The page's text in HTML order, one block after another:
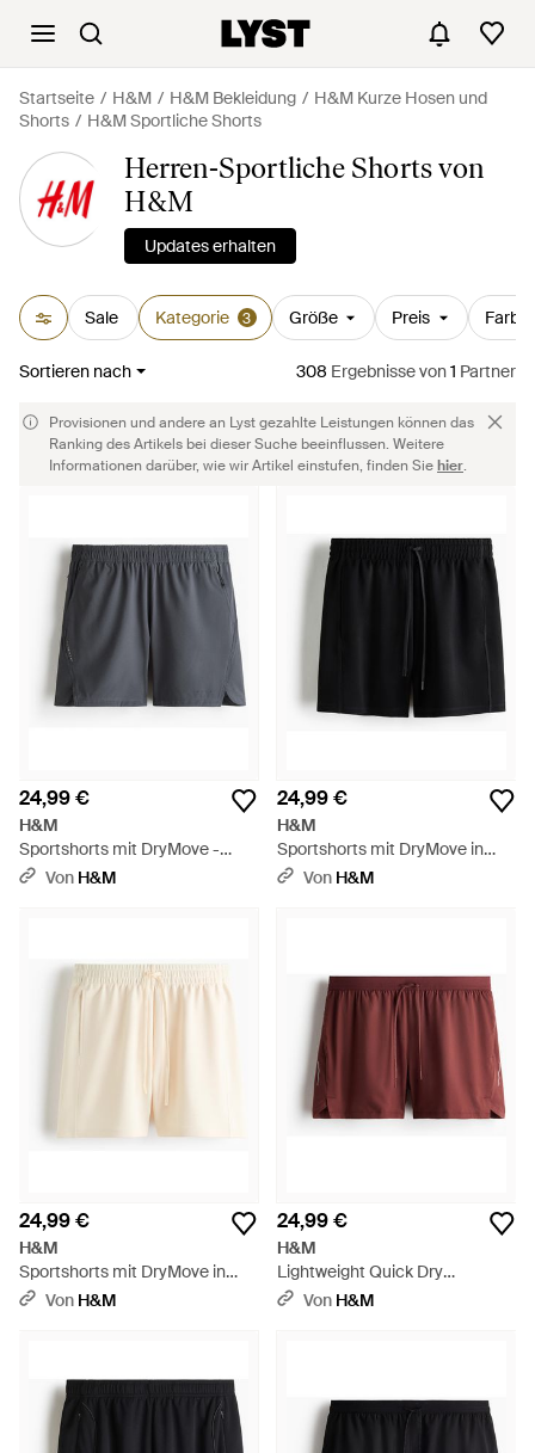
Startseite H&M H&M Bekleidung
H&M Kurze Hosen und
Shorts
H&M Sportliche Shorts
Herren-Sportliche Shorts von
H&M
Updates erhalten
Sale Kategorie 3 Größe Preis Farbe
Sortieren nach 308 Ergebnissevon1 Partner
Provisionen und andere an Lyst gezahlte Leistungen können das
Ranking des Artikels bei dieser Suche beeinflussen. Weitere
Informationen darüber, wie wir Artikel einstufen, finden Siehier.
24,99 €
H&M
Sportshorts mit DryMove -
GrauVon H&M
24,99 €
H&M
Sportshorts mit DryMove in
Regular Fit - Schwarz
Von H&M
24,99 €
H&M
Sportshorts mit DryMove in
Regular Fit - Natur
Von H&M
24,99 €
H&M
Lightweight Quick Dry
Laufshorts - Rot
Von H&M